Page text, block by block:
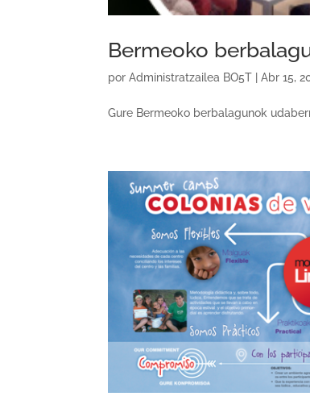
Bermeoko
porAdministratzailea BO5T |Abr 15,
Gure Bermeoko berbalagunok